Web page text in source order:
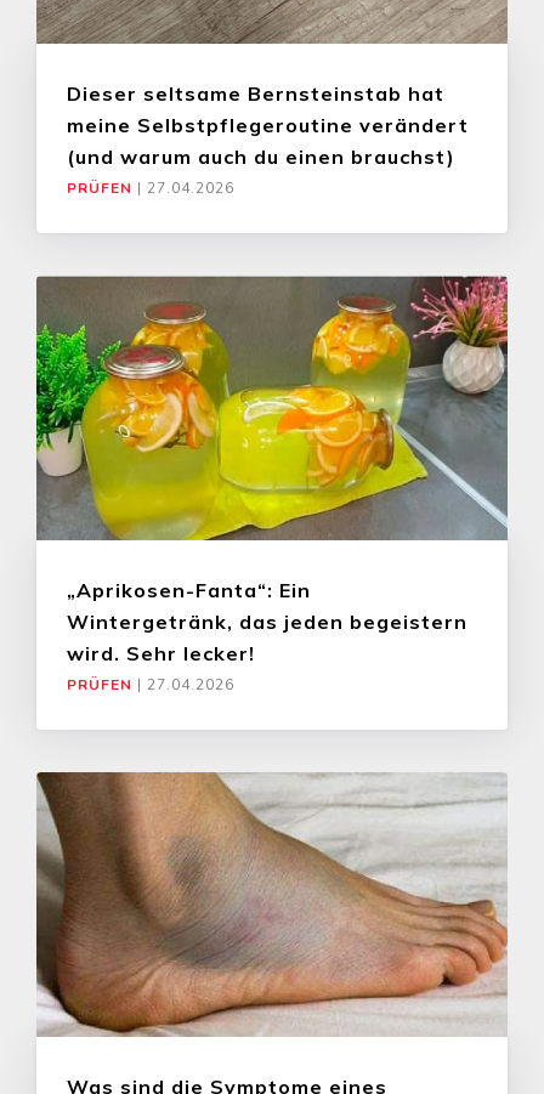
Dieser seltsame Bernsteinstab hat
meine Selbstpflegeroutine verändert
(und warum auch du einen brauchst)
PRÜFEN | 27.04.2026
„Aprikosen-Fanta“: Ein
Wintergetränk, das jeden begeistern
wird. Sehr lecker!
PRÜFEN | 27.04.2026
Was sind die Symptome eines